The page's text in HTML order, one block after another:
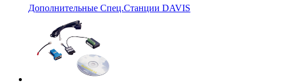
Дополнительные Спец.Станции DAVIS